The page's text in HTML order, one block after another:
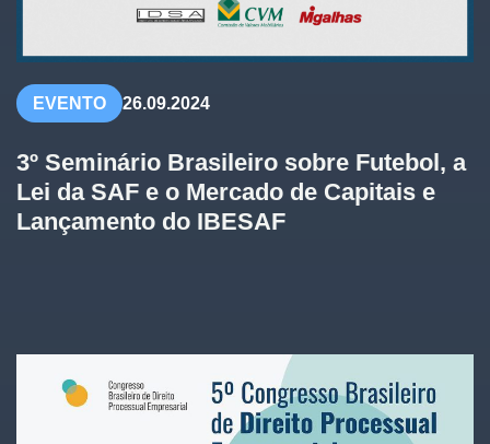
EVENTO 26.09.2024
3º Seminário Brasileiro sobre Futebol, a
Lei da SAF e o Mercado de Capitais e
Lançamento do IBESAF